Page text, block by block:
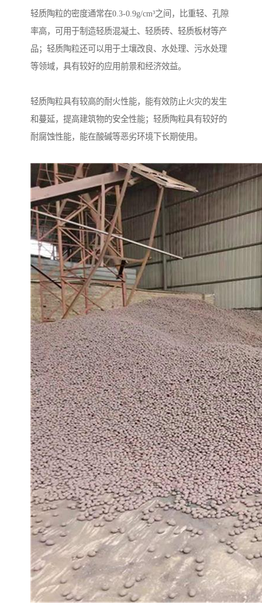
轻质陶粒的密度通常在0.3-0.9g/cm³之间，比重轻、孔隙
率高，可用于制造轻质混凝土、轻质砖、轻质板材等产
品；轻质陶粒还可以用于土壤改良、水处理、污水处理
等领域，具有较好的应用前景和经济效益。
轻质陶粒具有较高的耐火性能，能有效防止火灾的发生
和蔓延，提高建筑物的安全性能；轻质陶粒具有较好的
耐腐蚀性能，能在酸碱等恶劣环境下长期使用。